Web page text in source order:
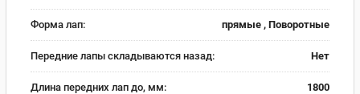
Форма лап: прямые , Поворотные
Передние лапы складываются назад: Нет
Длина передних лап до, мм: 1800